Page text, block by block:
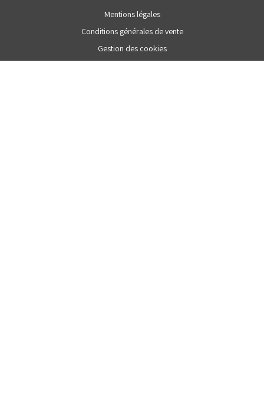
Mentions légales
Conditions générales de vente
Gestion des cookies